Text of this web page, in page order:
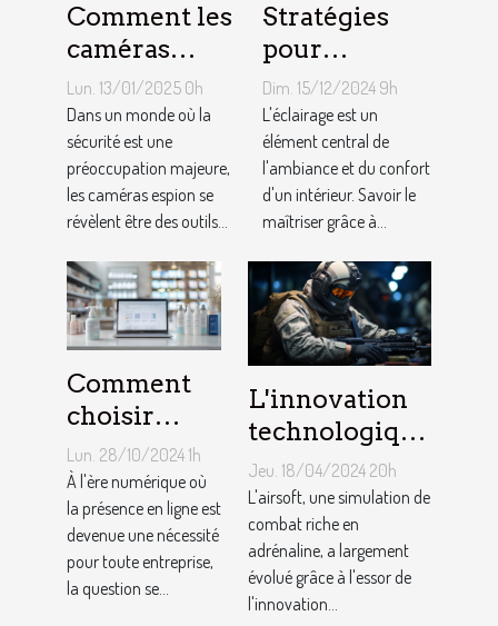
Comment les
caméras
espion
peuvent
améliorer la
sécurité de
votre
Lun. 13/01/2025 0h
Dans un monde où la
sécurité est une
préoccupation majeure,
les caméras espion se
révèlent être des outils...
Stratégies
pour
optimiser
l'éclairage de
votre maison
avec des
lampadaires
Dim. 15/12/2024 9h
L'éclairage est un
élément central de
l'ambiance et du confort
d'un intérieur. Savoir le
maîtriser grâce à...
Comment
choisir
entre une
boutique en
ligne et un
site vitrine
pour votre
activité ?
Lun. 28/10/2024 1h
À l'ère numérique où
la présence en ligne est
devenue une nécessité
pour toute entreprise,
la question se...
L'innovation
technologique
dans les
équipements
d'airsoft et son
impact sur le
jeu
Jeu. 18/04/2024 20h
L'airsoft, une simulation de
combat riche en
adrénaline, a largement
évolué grâce à l'essor de
l'innovation...